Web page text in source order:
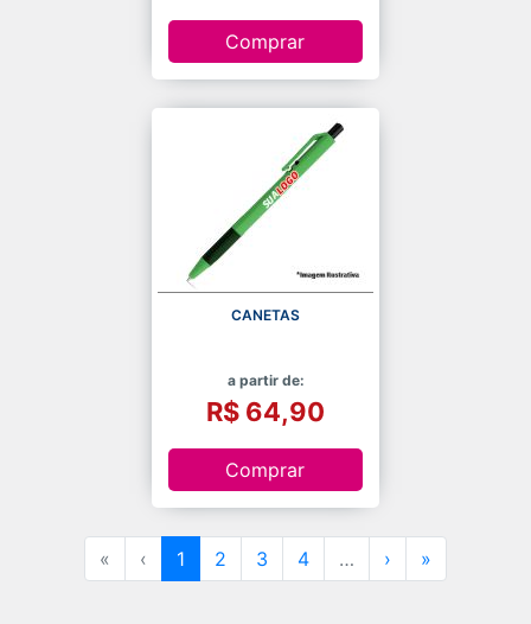
Comprar
CANETAS
a partir de:
R$ 64,90
Comprar
« ‹ 1 2 3 4 … › »